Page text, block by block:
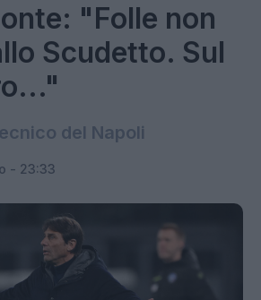
"Folle non
Scudetto. Sul
del Napoli
- 23:33